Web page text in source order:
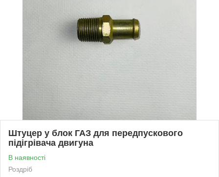
Штуцер у блок ГАЗ для передпускового
підігрівача двигуна
В наявності
Роздріб